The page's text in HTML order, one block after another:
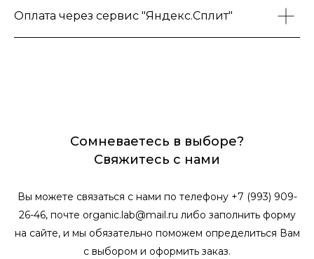
Оплата через сервис "Яндекс.Сплит"
Сомневаетесь в выборе?
Свяжитесь с нами
Вы можете связаться с нами по телефону +7 (993) 909-
26-46, почте organic.lab@mail.ru либо заполнить форму
на сайте, и мы обязательно поможем определиться Вам
с выбором и оформить заказ.